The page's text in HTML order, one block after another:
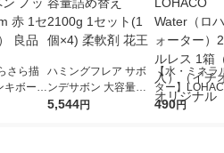
さら描
キボール
0.5mm
ハミングフレア サボ
ンデサボン 大容量詰
め替え 2100g 1セッ
5,544円
【水・ミネラ
ター】
r（ロハコウ
490円